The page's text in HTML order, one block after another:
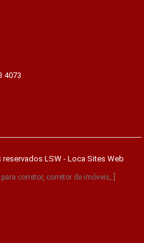
4073
LSW - Loca Sites Web
corretor, corretor de imóveis, ]